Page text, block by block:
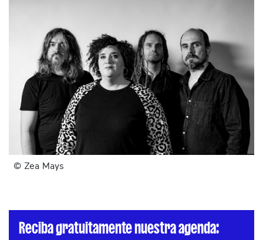
© Zea Mays
Reciba gratuitamente nuestra agenda: